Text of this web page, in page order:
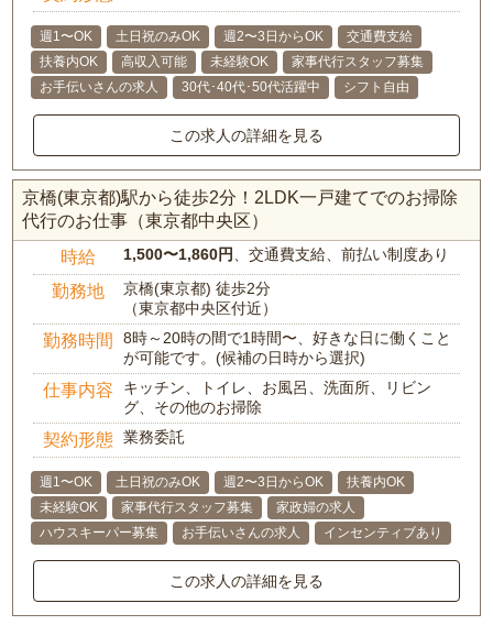
週1〜OK 土日祝のみOK 週2〜3日からOK
交通費支給
扶養内OK
高収入可能 未経験OK
家事代行スタッフ募集
お手伝いさんの求人
30代･40代･50代活躍中 シフト自由
この求人の詳細を見る
京橋(東京都)駅から徒歩2分！2LDK一戸建てでのお掃除
代行のお仕事（東京都中央区）
時給 1,500〜1,860円 、交通費支給、前払い制度あり
勤務地
京橋(東京都) 徒歩2分
（東京都中央区付近）
勤務時間
8時～20時の間で1時間〜、好きな日に働くこと
が可能です。(候補の日時から選択)
仕事内容
キッチン、トイレ、お風呂、洗面所、リビン
グ、その他のお掃除
契約形態 業務委託
週1〜OK 土日祝のみOK 週2〜3日からOK
扶養内OK
未経験OK
家事代行スタッフ募集
家政婦の求人
ハウスキーパー募集
お手伝いさんの求人 インセンティブあり
この求人の詳細を見る